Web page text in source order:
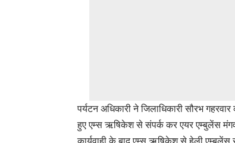
पर्यटन अधिकारी ने जिलाधिकारी सौरभ
हुए एम्स ऋषिकेश से संपर्क कर एयर एम्बुलेंस